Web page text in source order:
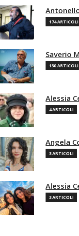
174 ARTICOLI
Saverio
130 ARTICOLI
Alessia
4 ARTICOLI
Angela
3 ARTICOLI
Alessia
3 ARTICOLI